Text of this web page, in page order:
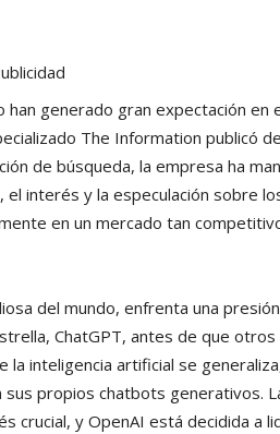
generado gran expectación en
The Information publicó
de búsqueda, la empresa ha
interés y la especulación sobre
en un mercado tan
del mundo, enfrenta una
ChatGPT, antes de que
inteligencia artificial se
propios chatbots generativos.
crucial, y OpenAI está decidida a